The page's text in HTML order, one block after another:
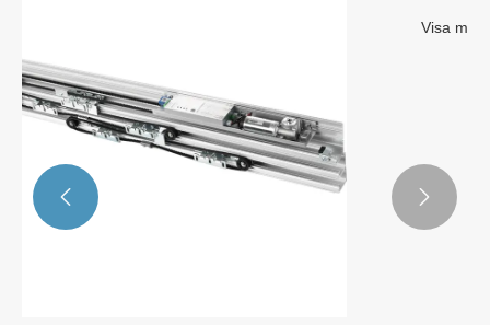
 